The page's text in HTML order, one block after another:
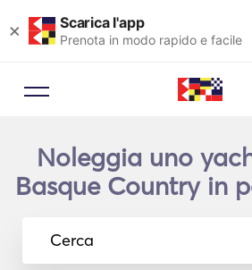
× Scarica l'app
Prenota in modo rapido e facile
Noleggia uno
Basque Country in
Cerca